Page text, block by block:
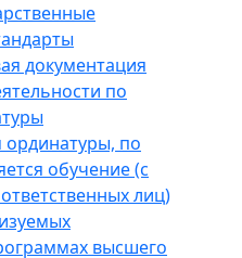
документация
по
по
обучение (с
лиц)
высшего